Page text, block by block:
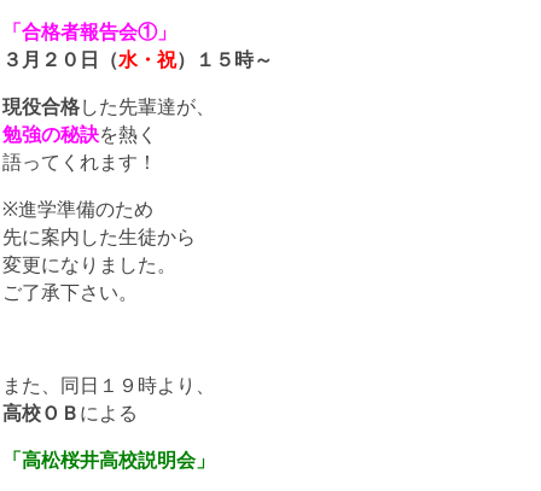
「合格者報告会①」
３月２０日（水・祝）１５時～
現役合格した先輩達が、
勉強の秘訣を熱く
語ってくれます！
※進学準備のため
先に案内した生徒から
変更になりました。
ご了承下さい。
また、同日１９時より、
高校ＯＢによる
「高松桜井高校説明会」